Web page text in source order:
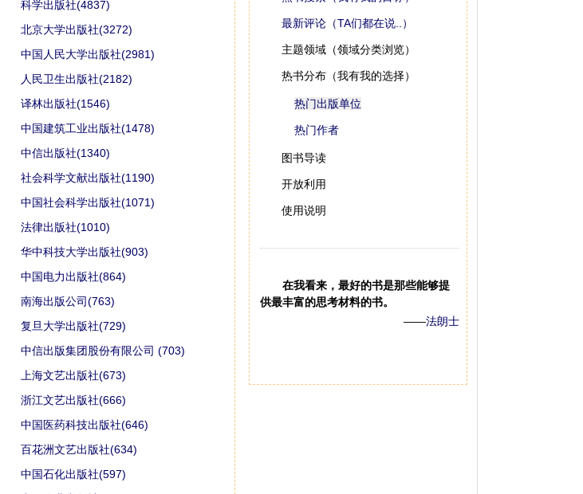
科学出版社(4837)
北京大学出版社(3272)
中国人民大学出版社(2981)
人民卫生出版社(2182)
译林出版社(1546)
中国建筑工业出版社(1478)
中信出版社(1340)
社会科学文献出版社(1190)
中国社会科学出版社(1071)
法律出版社(1010)
华中科技大学出版社(903)
中国电力出版社(864)
南海出版公司(763)
复旦大学出版社(729)
中信出版集团股份有限公司 (703)
上海文艺出版社(673)
浙江文艺出版社(666)
中国医药科技出版社(646)
百花洲文艺出版社(634)
中国石化出版社(597)
最新评论（TA们都在说..）
主题领域（领域分类浏览）
热书分布（我有我的选择）
热门出版单位
热门作者
图书导读
开放利用
使用说明
在我看来，最好的书是那些能够提
供最丰富的思考材料的书。
——法朗士